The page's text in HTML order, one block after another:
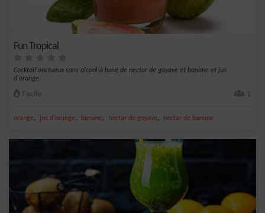
Fun Tropical
Cocktail onctueux sans alcool à base de nectar de goyave et banane et jus
d'orange.
Facile 1
orange, jus d'orange, banane, nectar de goyave, nectar de banane